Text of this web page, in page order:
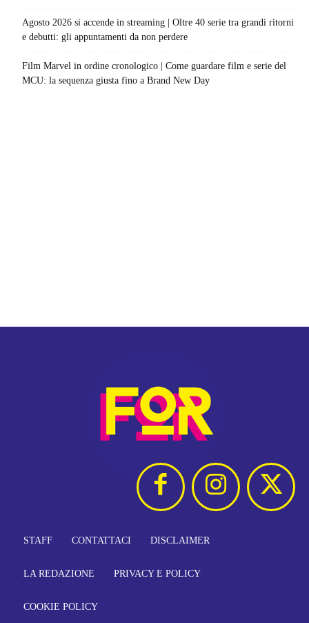
Agosto 2026 si accende in streaming | Oltre 40 serie tra grandi ritorni
e debutti: gli appuntamenti da non perdere
Film Marvel in ordine cronologico | Come guardare film e serie del
MCU: la sequenza giusta fino a Brand New Day
STAFF CONTATTACI DISCLAIMER
LA REDAZIONE PRIVACY E POLICY
COOKIE POLICY